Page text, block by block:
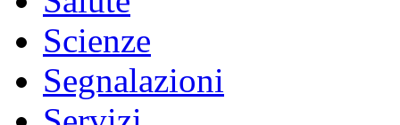
Scienze
Segnalazioni